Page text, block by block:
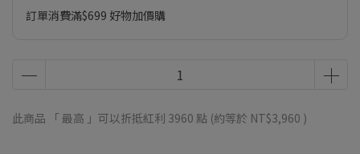
訂單消費滿$699 好物加價購
此商品 「 最高 」可以折抵紅利 3960 點 (約等於 NT$3,960 )